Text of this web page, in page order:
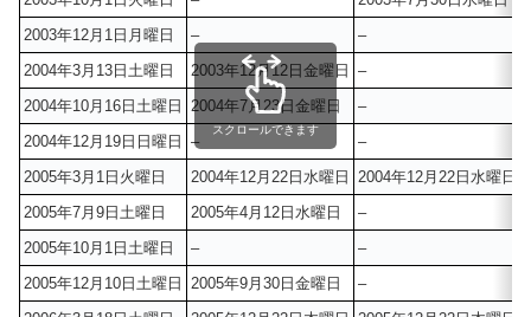
2003年12月1日月曜日
– –
2004年3月13日土曜日
2003年12月12日金曜日 –
2004年10月16日土曜日
2004年7月23日金曜日 –
2004年12月19日日曜日
– –
2005年3月1日火曜日
2004年12月22日水曜日 2004年12月22日水曜日
2005年7月9日土曜日
2005年4月12日水曜日 –
2005年10月1日土曜日
– –
2005年12月10日土曜日
2005年9月30日金曜日 –
スクロールできます